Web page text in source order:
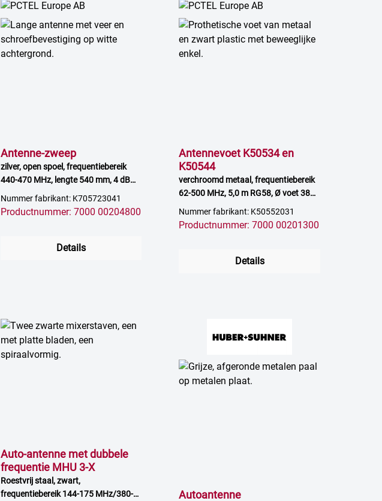
Antenne-zweep
zilver, open spoel, frequentiebereik
440-470 MHz, lengte 540 mm, 4 dB
versterking
Nummer fabrikant: K705723041
Productnummer: 7000 00204800
Details
Antennevoet K50534 en
K50544
verchroomd metaal, frequentiebereik
62-500 MHz, 5,0 m RG58, Ø voet 38
Nummer fabrikant: K50552031
Productnummer: 7000 00201300
Details
Auto-antenne met dubbele
frequentie MHU 3-X
Roestvrij staal, zwart,
frequentiebereik 144-175 MHz/380-
Autoantenne